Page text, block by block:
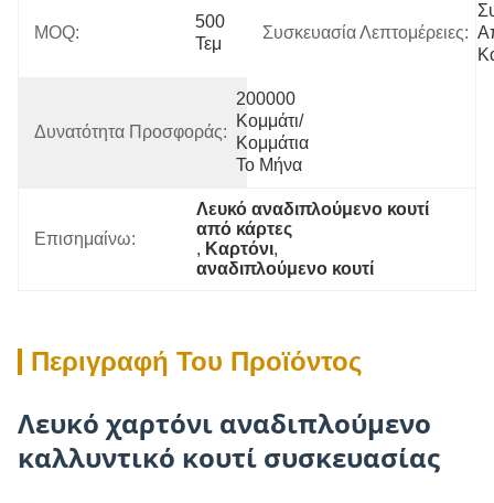
MOQ:
500
Τεμ
Συσκευασία Λεπτομέρειες:
Δυνατότητα Προσφοράς:
200000
Κομμάτι/
Κομμάτια
Το Μήνα
Επισημαίνω:
Λευκό αναδιπλούμενο κουτί
από κάρτες
, Καρτόνι,
αναδιπλούμενο κουτί
Περιγραφή Του Προϊόντος
Λευκό χαρτόνι αναδιπλούμενο
καλλυντικό κουτί συσκευασίας